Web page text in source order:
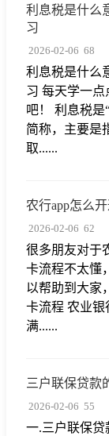
利息税是什么
习
2026-02-06 68
利息税是什么
习 每天学一
吧！ 利息税是
简称，主要是
取......
农行app怎么
2026-02-06 62
很多朋友对于
卡流程不太懂
以帮助到大家
卡流程 农业
满......
三户联保贷款
2026-02-06 55
一.三户联保贷